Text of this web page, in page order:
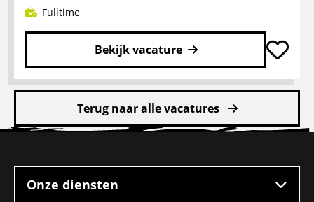
Fulltime
Bekijk vacature
Lees
meer
Rangeerder
Boxtel
Terug naar alle vacatures
footer
Onze diensten